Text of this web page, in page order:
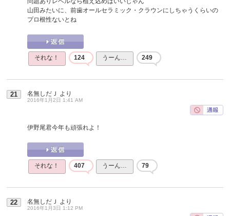
山田みたいに、前歯オールセラミック・クラウンにしちゃうくらいの
プロ根性ないとね
それな！ 124 うーん… 249
21 名無しだＪ より
2016年1月2日 1:41 AM
伊野尾君今年も頑張れよ！
それな！ 407 うーん… 79
22 名無しだＪ より
2016年1月3日 1:12 PM